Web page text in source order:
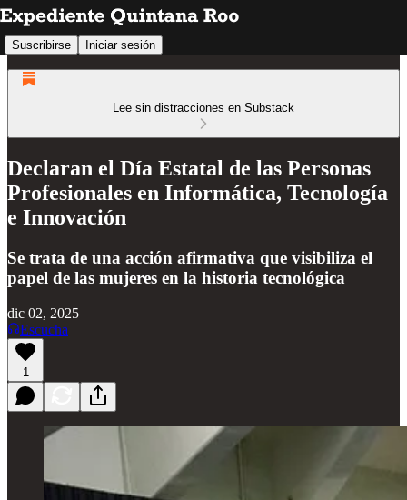
Suscribirse Iniciar sesión
Lee sin distracciones en Substack
Declaran el Día Estatal de las Personas
Profesionales en Informática, Tecnología
e Innovación
Se trata de una acción afirmativa que visibiliza el
papel de las mujeres en la historia tecnológica
dic 02, 2025
Escucha
1